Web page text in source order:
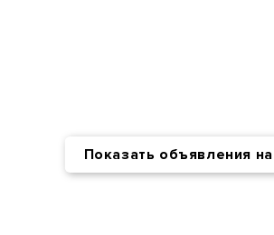
Показать объявления